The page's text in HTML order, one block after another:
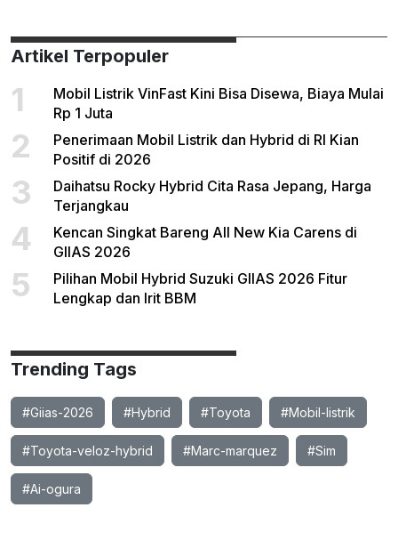
Artikel Terpopuler
1
Mobil Listrik VinFast Kini Bisa Disewa, Biaya Mulai
Rp 1 Juta
2
Penerimaan Mobil Listrik dan Hybrid di RI Kian
Positif di 2026
3
Daihatsu Rocky Hybrid Cita Rasa Jepang, Harga
Terjangkau
4
Kencan Singkat Bareng All New Kia Carens di
GIIAS 2026
5
Pilihan Mobil Hybrid Suzuki GIIAS 2026 Fitur
Lengkap dan Irit BBM
Trending Tags
#Giias-2026 #Hybrid #Toyota #Mobil-listrik
#Toyota-veloz-hybrid #Marc-marquez #Sim
#Ai-ogura